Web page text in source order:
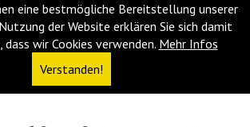
eine bestmögliche Bereitstellung unserer
der Website erklären Sie sich damit
dass wir Cookies verwenden. Mehr Infos
Verstanden!